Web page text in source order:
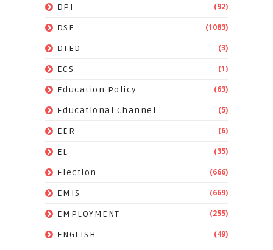
DPI (92)
DSE (1083)
DTED (3)
ECS (1)
Education Policy (63)
Educational Channel (5)
EER (6)
EL (35)
Election (666)
EMIS (669)
EMPLOYMENT (255)
ENGLISH (49)